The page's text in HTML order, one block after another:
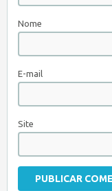
Nome
E-mail
Site